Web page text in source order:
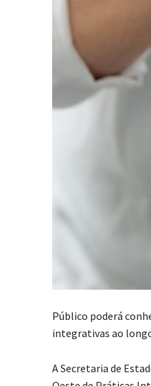
Público poderá
integrativas ao
A Secretaria de